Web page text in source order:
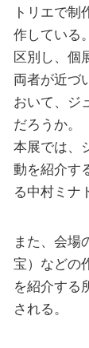
トリエで制
作している
区別し、個
両者が近づ
おいて、ジ
だろうか。
本展では、
動を紹介す
る中村ミナ
また、会場
宝）などの
を紹介する
される。